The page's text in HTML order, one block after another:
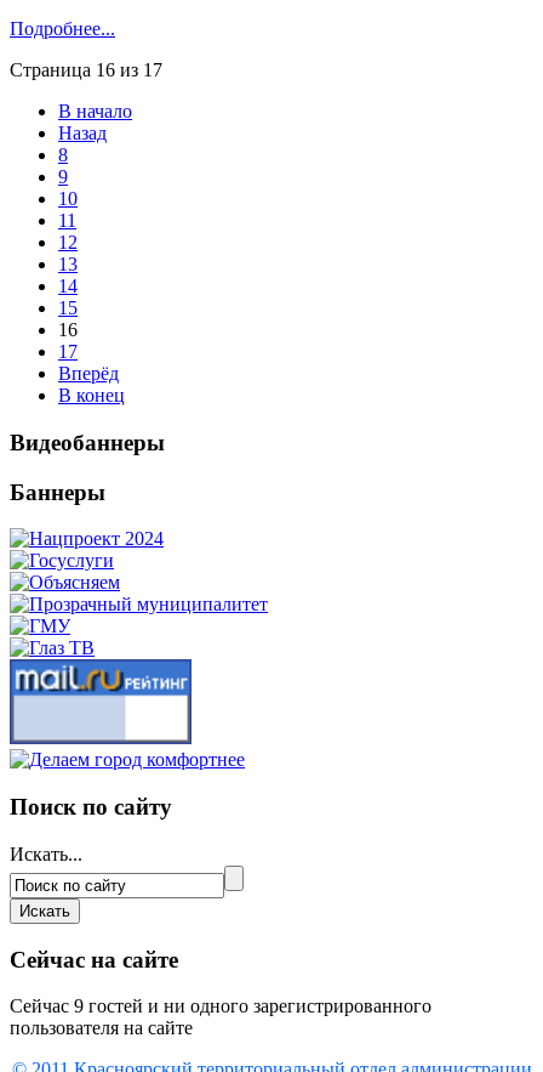
Подробнее...
Страница 16 из 17
В начало
Назад
8
9
10
11
12
13
14
15
16
17
Вперёд
В конец
Видеобаннеры
Баннеры
Поиск по сайту
Искать...
Сейчас на сайте
Сейчас 9 гостей и ни одного зарегистрированного
пользователя на сайте